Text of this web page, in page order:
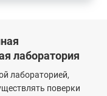
лаборатория
лабораторией,
поверки